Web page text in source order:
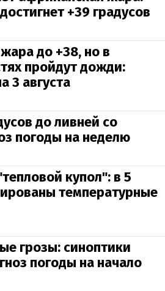
+39 градусов
до +38, но в
пройдут дожди:
3 августа
до ливней со
погоды на неделю
купол": в 5
температурные
грозы: синоптики
погоды на начало